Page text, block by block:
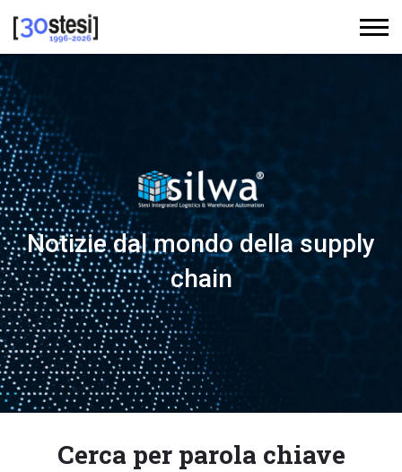
Notizie dal mondo della supply
chain
Cerca per parola chiave